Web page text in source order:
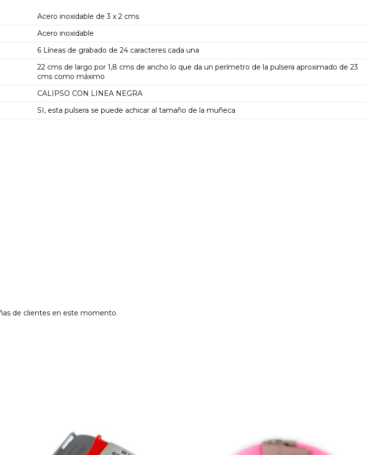
Acero inoxidable de 3 x 2 cms
Acero inoxidable
6 Líneas de grabado de 24 caracteres cada una
22 cms de largo por 1,8 cms de ancho lo que da un perímetro de la pulsera aproximado de 23
cms como máximo
CALIPSO CON LINEA NEGRA
SI, esta pulsera se puede achicar al tamaño de la muñeca
de clientes en este momento.